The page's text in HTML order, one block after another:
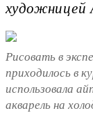
художницей
Рисовать в
приходилось в
использовала
акварель на